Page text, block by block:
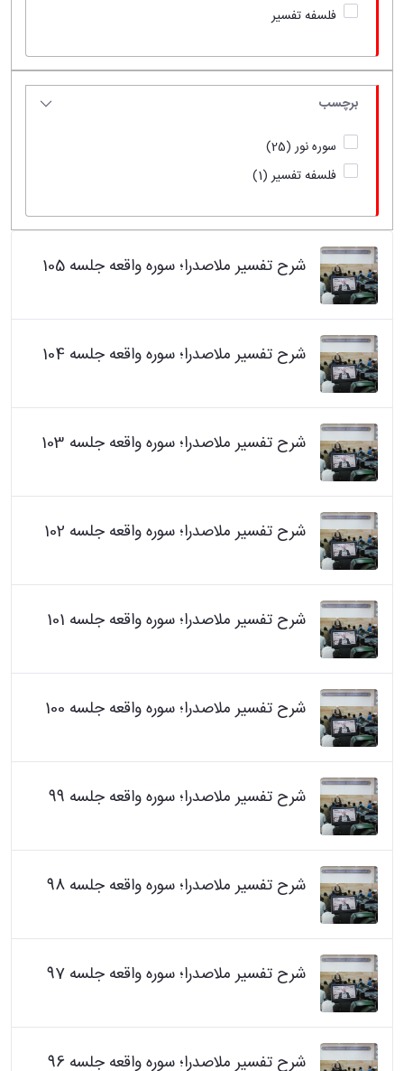
فلسفه تفسیر
برچسب
سوره نور (25)
فلسفه تفسیر (1)
شرح تفسیر ملاصدرا؛ سوره واقعه جلسه 105
شرح تفسیر ملاصدرا؛ سوره واقعه جلسه 104
شرح تفسیر ملاصدرا؛ سوره واقعه جلسه 103
شرح تفسیر ملاصدرا؛ سوره واقعه جلسه 102
شرح تفسیر ملاصدرا؛ سوره واقعه جلسه 101
شرح تفسیر ملاصدرا؛ سوره واقعه جلسه 100
شرح تفسیر ملاصدرا؛ سوره واقعه جلسه 99
شرح تفسیر ملاصدرا؛ سوره واقعه جلسه 98
شرح تفسیر ملاصدرا؛ سوره واقعه جلسه 97
شرح تفسیر ملاصدرا؛ سوره واقعه جلسه 96